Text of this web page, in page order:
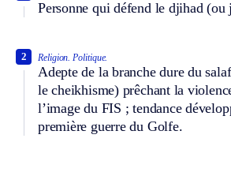
Personne qui défend le djihad (ou
Religion. Politique.
Adepte de la branche dure du
le cheikhisme) prêchant la
l’image du FIS ; tendance
première guerre du Golfe.
2